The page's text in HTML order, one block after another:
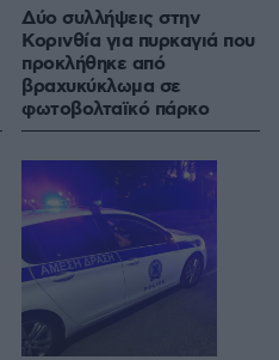
Δύο συλλήψεις στην
Κορινθία για πυρκαγιά που
προκλήθηκε από
βραχυκύκλωμα σε
φωτοβολταϊκό πάρκο